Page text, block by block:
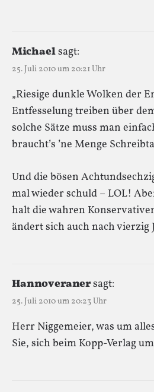
Michaelsagt:
25. Juli 2010 um 20:21 Uhr
„Riesige dunkle Wolken der
Entfesselung treiben über
solche Sätze muss man
braucht’s ’ne Menge
Und die bösen
mal wieder schuld – LOL!
halt die wahren
ändert sich auch nach vierzig
Hannoveranersagt:
25. Juli 2010 um 20:23 Uhr
Herr Niggemeier, was um
Sie, sich beim Kopp-Verlag